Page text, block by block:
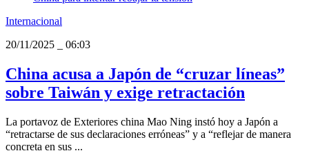
Internacional
20/11/2025
06:03
China acusa a Japón de “cruzar líneas”
sobre Taiwán y exige retractación
La portavoz de Exteriores china Mao Ning instó hoy a Japón a
“retractarse de sus declaraciones erróneas” y a “reflejar de manera
concreta en sus ...